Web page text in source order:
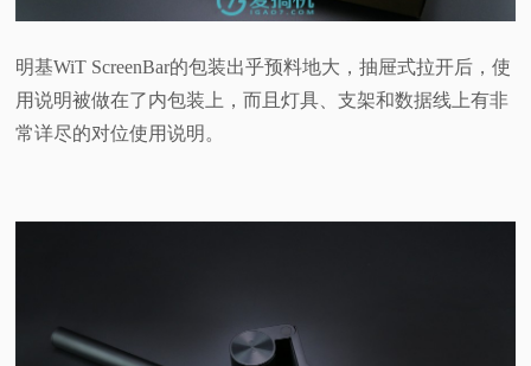
明基WiT ScreenBar的包装出乎预料地大，抽屉式拉开后，使
用说明被做在了内包装上，而且灯具、支架和数据线上有非
常详尽的对位使用说明。